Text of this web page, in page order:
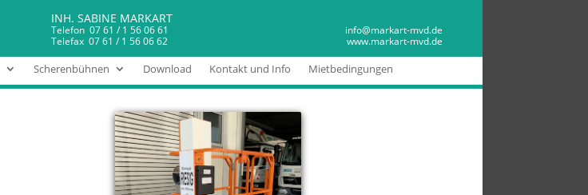
INH. SABINE MARKART
Telefon 07 61 / 1 56 06 61
Telefax 07 61 / 1 56 06 62
info@markart-mvd.de
www.markart-mvd.de
Scherenbühnen Download Kontakt und Info Mietbedingungen